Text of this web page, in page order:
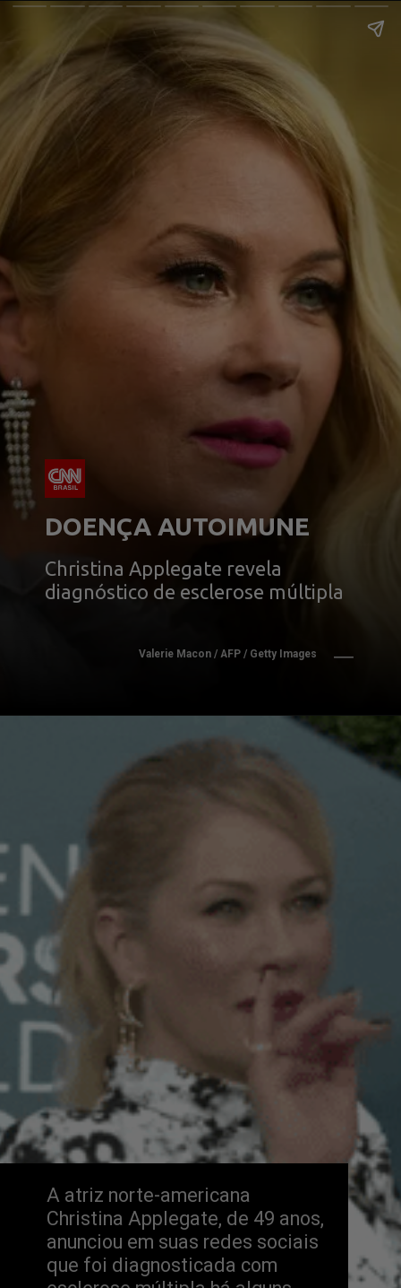
DOENÇA AUTOIMUNE
Christina Applegate revela
diagnóstico de esclerose múltipla
Valerie Macon / AFP / Getty Images
A atriz norte-americana
Christina Applegate, de 49 anos,
anunciou em suas redes sociais
que foi diagnosticada com